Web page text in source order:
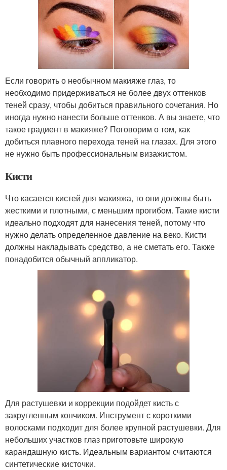
Если говорить о необычном макияже глаз, то
необходимо придерживаться не более двух оттенков
теней сразу, чтобы добиться правильного сочетания. Но
иногда нужно нанести больше оттенков. А вы знаете, что
такое градиент в макияже? Поговорим о том, как
добиться плавного перехода теней на глазах. Для этого
не нужно быть профессиональным визажистом.
Кисти
Что касается кистей для макияжа, то они должны быть
жесткими и плотными, с меньшим прогибом. Такие кисти
идеально подходят для нанесения теней, потому что
нужно делать определенное давление на веко. Кисти
должны накладывать средство, а не сметать его. Также
понадобится обычный аппликатор.
Для растушевки и коррекции подойдет кисть с
закругленным кончиком. Инструмент с короткими
волосками подходит для более крупной растушевки. Для
небольших участков глаз приготовьте широкую
карандашную кисть. Идеальным вариантом считаются
синтетические кисточки.